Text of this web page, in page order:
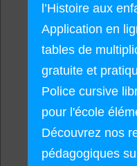
l’Histoire aux
Application en
tables de
gratuite et
Police cursive
pour l'école
Découvrez nos
pédagogiques